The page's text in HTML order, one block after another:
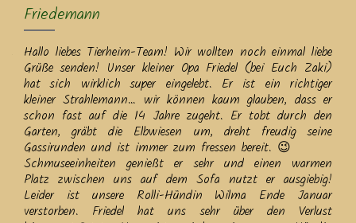
Friedemann
Hallo liebes Tierheim-Team! Wir wollten noch einmal liebe
Grüße senden! Unser kleiner Opa Friedel (bei Euch Zaki)
hat sich wirklich super eingelebt. Er ist ein richtiger
kleiner Strahlemann… wir können kaum glauben, dass er
schon fast auf die 14 Jahre zugeht. Er tobt durch den
Garten, gräbt die Elbwiesen um, dreht freudig seine
Gassirunden und ist immer zum fressen bereit. 😉
Schmuseeinheiten genießt er sehr und einen warmen
Platz zwischen uns auf dem Sofa nutzt er ausgiebig!
Leider ist unsere Rolli-Hündin Wilma Ende Januar
verstorben. Friedel hat uns sehr über den Verlust